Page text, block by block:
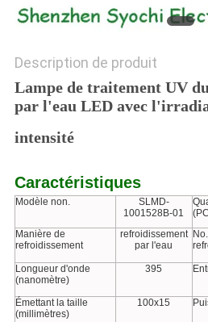
Description de produit
Lampe de traitement UV
par l'eau LED avec
intensité
Caractéristiques
Modèle non.
SLMD-
1001528B-01
Manière de
refroidissement
refroidissement
par l'eau
Longueur d'onde
(nanomètre)
395
Émettant la taille
(millimètres)
100x15